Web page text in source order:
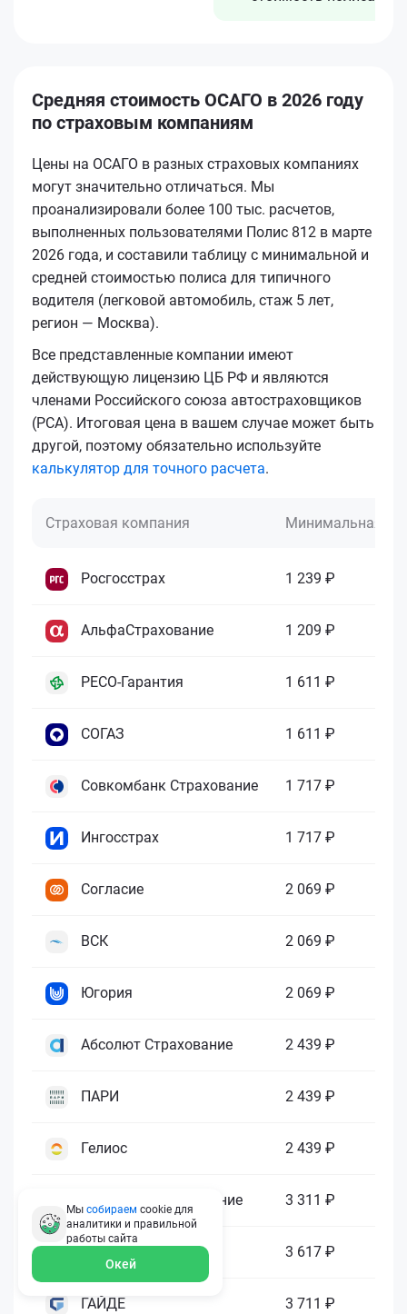
Средняя стоимость ОСАГО в 2026 году
по страховым компаниям
Цены на ОСАГО в разных страховых компаниях
могут значительно отличаться. Мы
проанализировали более 100 тыс. расчетов,
выполненных пользователями Полис 812 в марте
2026 года, и составили таблицу с минимальной и
средней стоимостью полиса для типичного
водителя (легковой автомобиль, стаж 5 лет,
регион — Москва).
Все представленные компании имеют
действующую лицензию ЦБ РФ и являются
членами Российского союза автостраховщиков
(РСА). Итоговая цена в вашем случае может быть
другой, поэтому обязательно используйте
калькулятор для точного расчета.
Страховая компания Минимальная
Росгосстрах 1 239 ₽
АльфаСтрахование 1 209 ₽
РЕСО-Гарантия 1 611 ₽
СОГАЗ 1 611 ₽
Совкомбанк Страхование 1 717 ₽
Ингосстрах 1 717 ₽
Согласие 2 069 ₽
ВСК 2 069 ₽
Югория 2 069 ₽
Абсолют Страхование 2 439 ₽
ПАРИ 2 439 ₽
Гелиос 2 439 ₽
Ренессанс Страхование 3 311 ₽
Зетта Страхование 3 617 ₽
ГАЙДЕ 3 711 ₽
Мы собираем cookie для
аналитики и правильной
работы сайта
Окей